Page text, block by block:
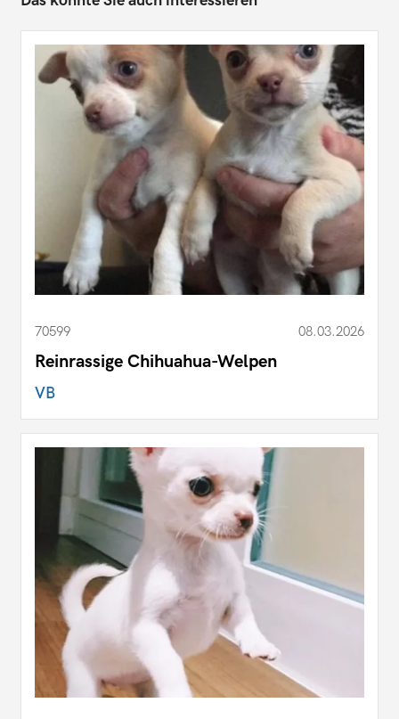
70599 08.03.2026
Reinrassige Chihuahua-Welpen
VB